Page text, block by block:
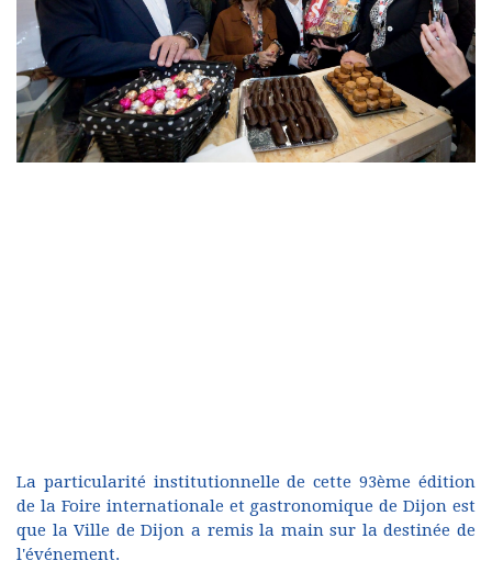
La particularité institutionnelle de cette 93ème édition
de la Foire internationale et gastronomique de Dijon est
que la Ville de Dijon a remis la main sur la destinée de
l'événement.